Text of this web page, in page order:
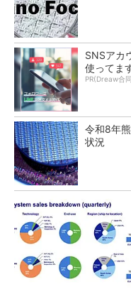
SNSアカ
使ってま
PR(Dreaw合
令和8年
状況